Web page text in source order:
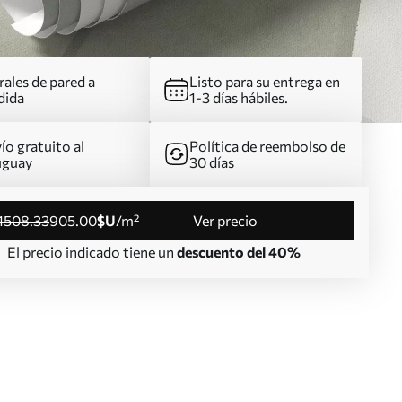
de pared a
Listo para su entrega en
1-3 días hábiles.
gratuito al
Política de reembolso de
30 días
.33905.00$U/m²
Ver precio
El precio indicado tiene un descuento del 40%